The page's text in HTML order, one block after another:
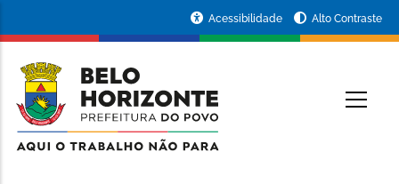
conteúdo
principal
da
Prefeitura
de
Acessibilidade Alto Contraste